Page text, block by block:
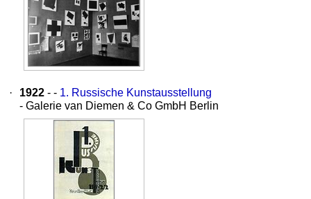
· 1922 - - 1. Russische Kunstausstellung
- Galerie van Diemen & Co GmbH Berlin